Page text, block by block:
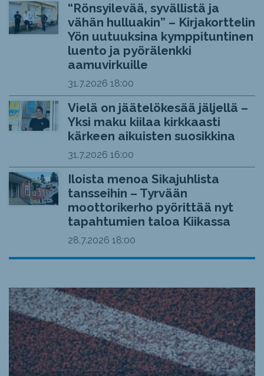
“Rönsyilevää, syvällistä ja
vähän hulluakin” – Kirjakorttelin
Yön uutuuksina kymppituntinen
luento ja pyörälenkki
aamuvirkuille
31.7.2026 18:00
Vielä on jäätelökesää jäljellä –
Yksi maku kiilaa kirkkaasti
kärkeen aikuisten suosikkina
31.7.2026 16:00
Iloista menoa Sikajuhlista
tansseihin – Tyrvään
moottorikerho pyörittää nyt
tapahtumien taloa Kiikassa
28.7.2026 18:00